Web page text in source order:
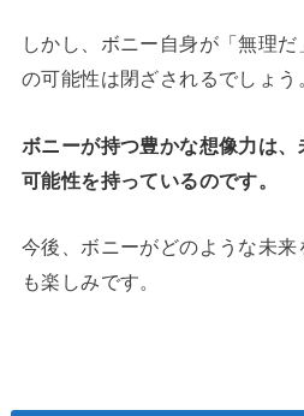
しかし、ボニー自身が「無理
の可能性は閉ざされるでしょう
ボニーが持つ豊かな想像力は
可能性を持っているのです。
今後、ボニーがどのような未
も楽しみです。